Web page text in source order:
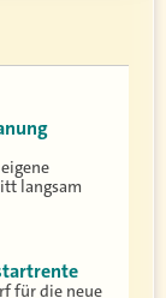
langsam
für die neue